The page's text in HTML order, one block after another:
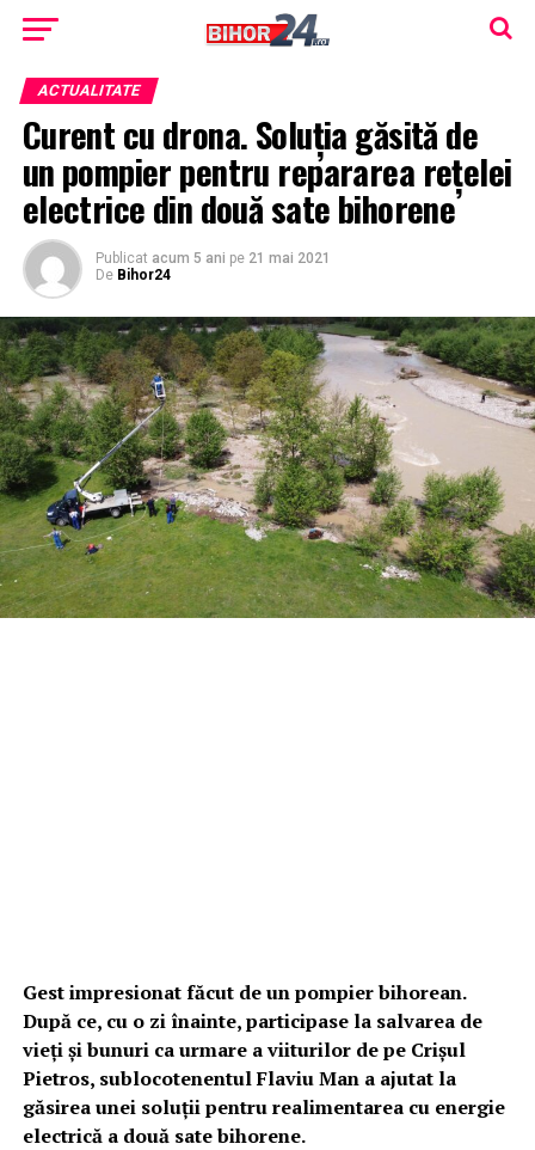
ACTUALITATE
Curent cu drona. Soluția găsită de
un pompier pentru repararea rețelei
electrice din două sate bihorene
Publicat acum 5 ani pe 21 mai 2021
De Bihor24
Gest impresionat făcut de un pompier bihorean.
După ce, cu o zi înainte, participase la salvarea de
vieți și bunuri ca urmare a viiturilor de pe Crișul
Pietros, sublocotenentul Flaviu Man a ajutat la
găsirea unei soluții pentru realimentarea cu energie
electrică a două sate bihorene.